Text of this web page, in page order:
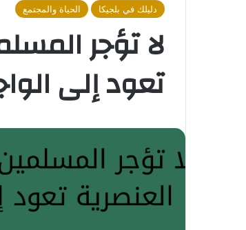
دليلك في بلجيكا الحياة والمجتمع
لا تؤجر
تعود إلى